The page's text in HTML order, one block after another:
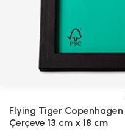
Flying Tiger Copenhagen
Çerçeve 13 cm x 18 cm